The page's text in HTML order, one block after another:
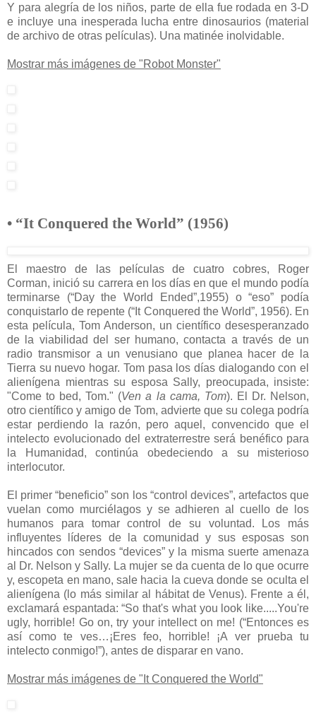
Y para alegría de los niños, parte de ella fue rodada en 3-D
e incluye una inesperada lucha entre dinosaurios (material
de archivo de otras películas). Una matinée inolvidable.
Mostrar más imágenes de "Robot Monster"
• “It Conquered the World” (1956)
El maestro de las películas de cuatro cobres, Roger
Corman, inició su carrera en los días en que el mundo podía
terminarse (“Day the World Ended”,1955) o “eso” podía
conquistarlo de repente (“It Conquered the World”, 1956). En
esta película, Tom Anderson, un científico desesperanzado
de la viabilidad del ser humano, contacta a través de un
radio transmisor a un venusiano que planea hacer de la
Tierra su nuevo hogar. Tom pasa los días dialogando con el
alienígena mientras su esposa Sally, preocupada, insiste:
"Come to bed, Tom." (Ven a la cama, Tom). El Dr. Nelson,
otro científico y amigo de Tom, advierte que su colega podría
estar perdiendo la razón, pero aquel, convencido que el
intelecto evolucionado del extraterrestre será benéfico para
la Humanidad, continúa obedeciendo a su misterioso
interlocutor.
El primer “beneficio” son los “control devices”, artefactos que
vuelan como murciélagos y se adhieren al cuello de los
humanos para tomar control de su voluntad. Los más
influyentes líderes de la comunidad y sus esposas son
hincados con sendos “devices” y la misma suerte amenaza
al Dr. Nelson y Sally. La mujer se da cuenta de lo que ocurre
y, escopeta en mano, sale hacia la cueva donde se oculta el
alienígena (lo más similar al hábitat de Venus). Frente a él,
exclamará espantada: “So that's what you look like.....You're
ugly, horrible! Go on, try your intellect on me! (“Entonces es
así como te ves…¡Eres feo, horrible! ¡A ver prueba tu
intelecto conmigo!”), antes de disparar en vano.
Mostrar más imágenes de "It Conquered the World"